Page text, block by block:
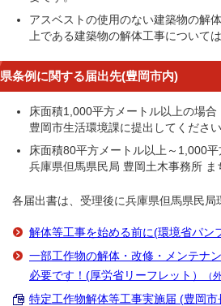
アスベストの使用のない建築物の解
上である建築物の解体工事について
県条例に関する届出先(豊岡市内)
床面積1,000平方メートル以上の場合
豊岡市生活環境課に提出してください
床面積80平方メートル以上～1,000
兵庫県但馬県民局 豊岡土木事務所 ま
各届出書は、受理後に兵庫県但馬県民局
解体等工事を始める前に(環境省パン
一部工作物の解体・改修・メンテナ
必要です！(厚労省リーフレット）
（
特定工作物解体等工事実施届 (豊岡市